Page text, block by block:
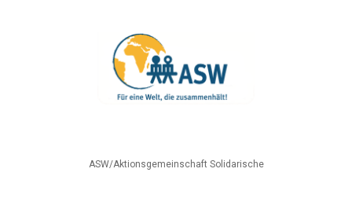
ASW/Aktionsgemeinschaft Solidarische